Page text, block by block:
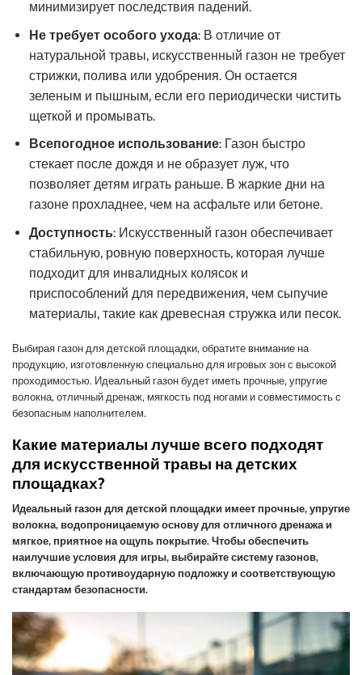
минимизирует последствия падений.
Не требует особого ухода: В отличие от
натуральной травы, искусственный газон не требует
стрижки, полива или удобрения. Он остается
зеленым и пышным, если его периодически чистить
щеткой и промывать.
Всепогодное использование: Газон быстро
стекает после дождя и не образует луж, что
позволяет детям играть раньше. В жаркие дни на
газоне прохладнее, чем на асфальте или бетоне.
Доступность: Искусственный газон обеспечивает
стабильную, ровную поверхность, которая лучше
подходит для инвалидных колясок и
приспособлений для передвижения, чем сыпучие
материалы, такие как древесная стружка или песок.
Выбирая газон для детской площадки, обратите внимание на
продукцию, изготовленную специально для игровых зон с высокой
проходимостью. Идеальный газон будет иметь прочные, упругие
волокна, отличный дренаж, мягкость под ногами и совместимость с
безопасным наполнителем.
Какие материалы лучше всего подходят
для искусственной травы на детских
площадках?
Идеальный газон для детской площадки имеет прочные, упругие
волокна, водопроницаемую основу для отличного дренажа и
мягкое, приятное на ощупь покрытие. Чтобы обеспечить
наилучшие условия для игры, выбирайте систему газонов,
включающую противоударную подложку и соответствующую
стандартам безопасности.